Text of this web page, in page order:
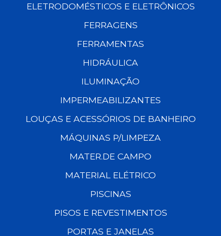
ELETRODOMÉSTICOS E ELETRÔNICOS
FERRAGENS
FERRAMENTAS
HIDRÁULICA
ILUMINAÇÃO
IMPERMEABILIZANTES
LOUÇAS E ACESSÓRIOS DE BANHEIRO
MÁQUINAS P/LIMPEZA
MATER.DE CAMPO
MATERIAL ELÉTRICO
PISCINAS
PISOS E REVESTIMENTOS
PORTAS E JANELAS